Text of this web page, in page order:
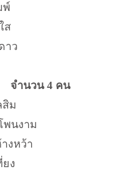
ส
ว
ำนวน 4 คน
ม
นงาม
หว้า
ง